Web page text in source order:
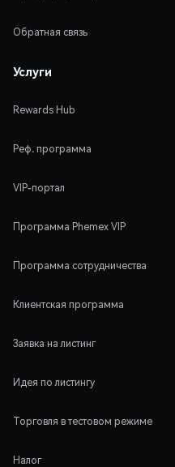
Обратная связь
Услуги
Rewards Hub
Реф. программа
VIP-портал
Программа Phemex VIP
Программа сотрудничества
Клиентская программа
Заявка на листинг
Идея по листингу
Торговля в тестовом режиме
Налог